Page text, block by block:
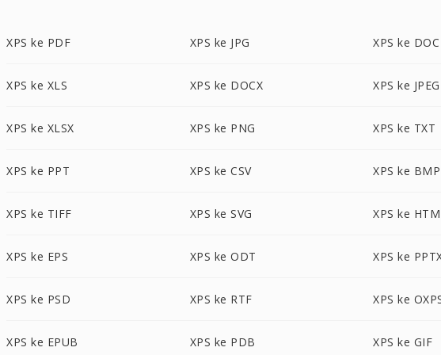
XPS ke PDF XPS ke JPG XPS ke DOC
XPS ke XLS XPS ke DOCX XPS ke JPEG
XPS ke XLSX XPS ke PNG XPS ke TXT
XPS ke PPT XPS ke CSV XPS ke BMP
XPS ke TIFF XPS ke SVG XPS ke
XPS ke EPS XPS ke ODT XPS ke
XPS ke PSD XPS ke RTF XPS ke
XPS ke EPUB XPS ke PDB XPS ke GIF